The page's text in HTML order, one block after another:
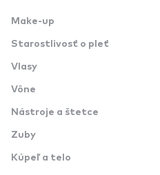
Make-up
Starostlivosť o pleť
Vlasy
Vône
Nástroje a štetce
Zuby
Kúpeľ a telo